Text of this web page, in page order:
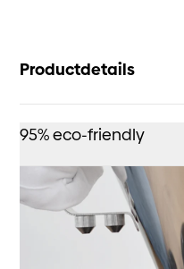
Productdetails
95% eco-friendly